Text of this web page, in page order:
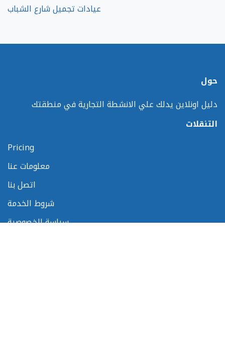
عيادات تجميل شارع الشباب
حول
دليل اونلاين يدلك علي الانشطة التجارية في منطقتك
التنقلات
Pricing
معلومات عنا
اتصل بنا
شروط الخدمة
سياسة الخصوصية